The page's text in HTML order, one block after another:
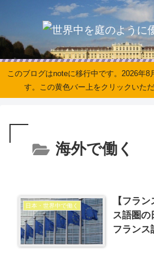
このブログはnoteに移行中です。2026年8
す。この黄色バー上をクリックいた
海外で働く
日本・世界中で働く
【フラ
ス語圏の
フランス